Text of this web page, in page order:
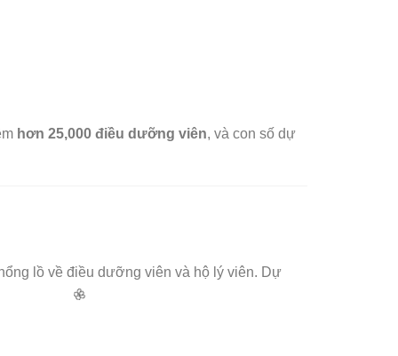
hơn 25,000 điều dưỡng viên, và con số dự
lồ về điều dưỡng viên và hộ lý viên. Dự